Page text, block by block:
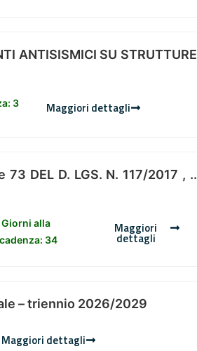
ANTISISMICI SU STRUTTURE
3 Maggiori dettagli
73 DEL D. LGS. N. 117/2017 , ..
Giorni alla
34
Maggiori
dettagli
– triennio 2026/2029
Maggiori dettagli